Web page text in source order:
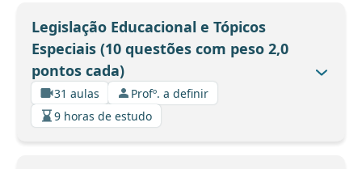
Legislação Educacional e Tópicos
Especiais (10 questões com peso 2,0
pontos cada)
31 aulas
Profº. a definir
9 horas de estudo